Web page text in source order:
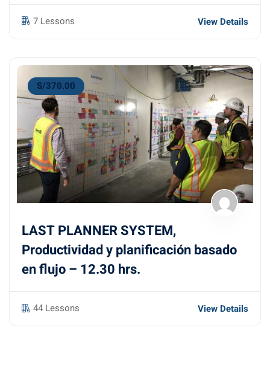
7 Lessons View Details
S/370.00
LAST PLANNER SYSTEM,
Productividad y planificación basado
en flujo – 12.30 hrs.
44 Lessons View Details